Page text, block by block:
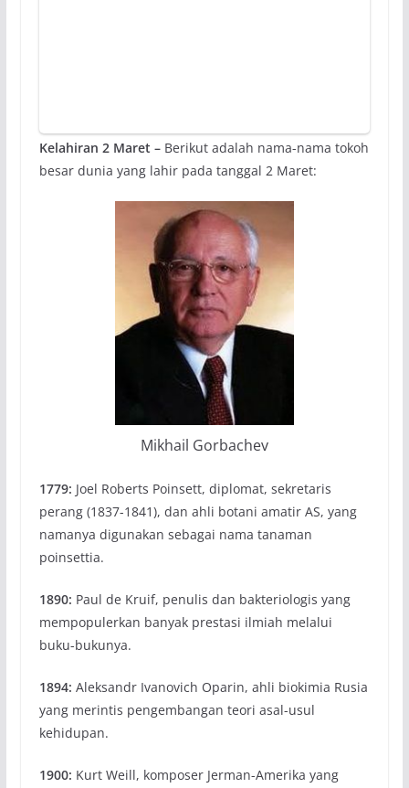
Kelahiran 2 Maret –Berikut adalah nama-nama tokoh
besar dunia yang lahir pada tanggal 2 Maret:
Mikhail Gorbachev
1779: Joel Roberts Poinsett, diplomat, sekretaris
perang (1837-1841), dan ahli botani amatir AS, yang
namanya digunakan sebagai nama tanaman
poinsettia.
1890: Paul de Kruif, penulis dan bakteriologis yang
mempopulerkan banyak prestasi ilmiah melalui
buku-bukunya.
1894: Aleksandr Ivanovich Oparin, ahli biokimia Rusia
yang merintis pengembangan teori asal-usul
kehidupan.
1900: Kurt Weill, komposer Jerman-Amerika yang